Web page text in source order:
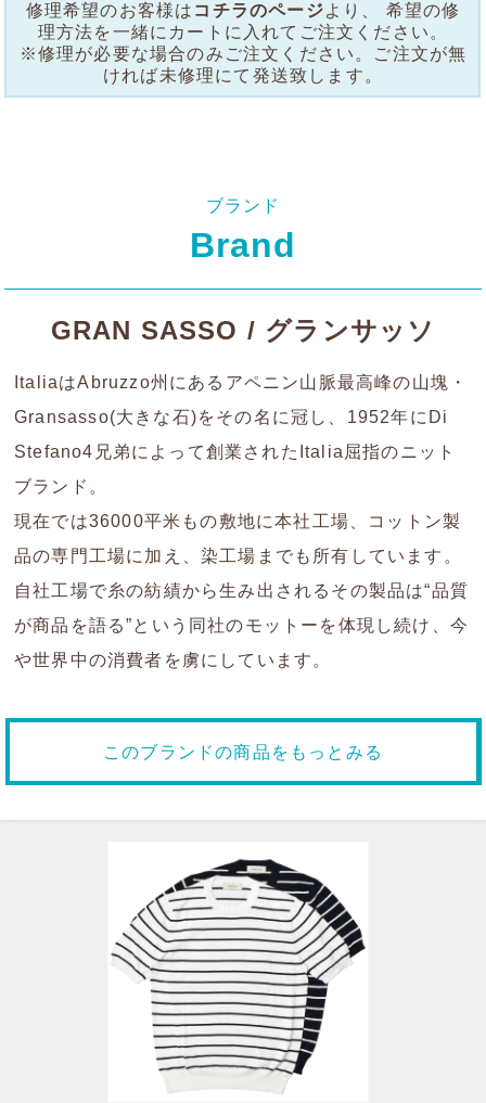
修理希望のお客様は コチラのページより、 希望の修
理方法を一緒にカートに入れてご注文ください。
※修理が必要な場合のみご注文ください。ご注文が無
ければ未修理にて発送致します。
ブランド
Brand
GRAN SASSO / グランサッソ
ItaliaはAbruzzo州にあるアペニン山脈最高峰の山塊・
Gransasso(大きな石)をその名に冠し、1952年にDi
Stefano4兄弟によって創業されたItalia屈指のニット
ブランド。
現在では36000平米もの敷地に本社工場、コットン製
品の専門工場に加え、染工場までも所有しています。
自社工場で糸の紡績から生み出されるその製品は“品質
が商品を語る”という同社のモットーを体現し続け、今
や世界中の消費者を虜にしています。
このブランドの商品をもっとみる